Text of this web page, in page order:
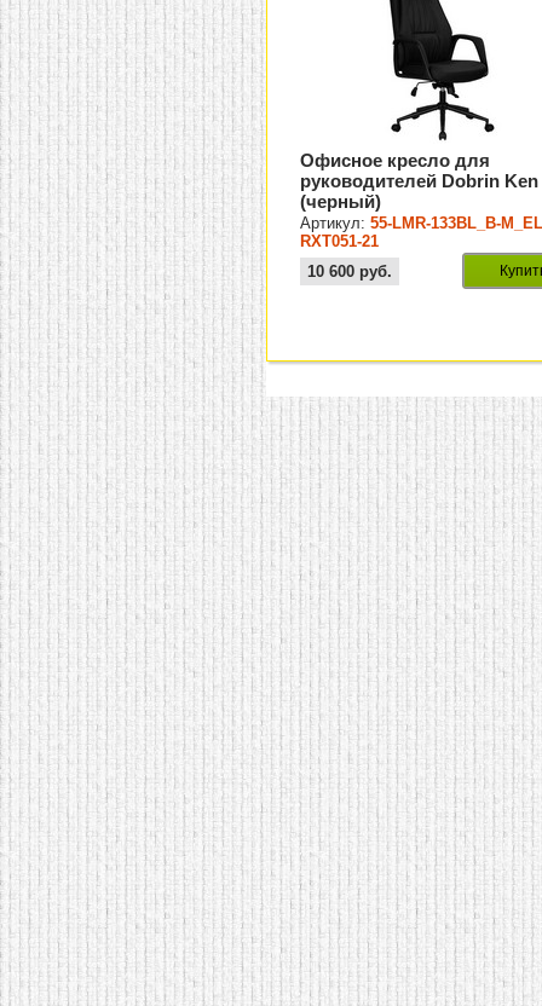
Офисное кресло для
руководителей Dobrin Ken
(черный)
Артикул:55-LMR-133BL_B-
RXT051-21
10 600 руб.